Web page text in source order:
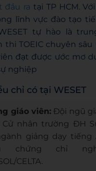
đầu ra tại TP HCM.
lĩnh vực đào tạo
tự hào là
thi TOEIC chuyên
đạt được ước mơ
nghiệp
chỉ có tại WESET
giáo viên:Đội ngũ
Cử nhân trường ĐH
giảng dạy tiếng
chứng chỉ
CELTA.